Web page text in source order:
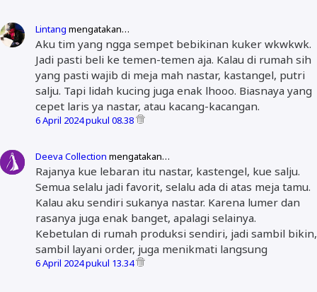
Lintang mengatakan…
Aku tim yang ngga sempet bebikinan kuker wkwkwk.
Jadi pasti beli ke temen-temen aja. Kalau di rumah sih
yang pasti wajib di meja mah nastar, kastangel, putri
salju. Tapi lidah kucing juga enak lhooo. Biasnaya yang
cepet laris ya nastar, atau kacang-kacangan.
6 April 2024 pukul 08.38
Deeva Collection mengatakan…
Rajanya kue lebaran itu nastar, kastengel, kue salju.
Semua selalu jadi favorit, selalu ada di atas meja tamu.
Kalau aku sendiri sukanya nastar. Karena lumer dan
rasanya juga enak banget, apalagi selainya.
Kebetulan di rumah produksi sendiri, jadi sambil bikin,
sambil layani order, juga menikmati langsung
6 April 2024 pukul 13.34